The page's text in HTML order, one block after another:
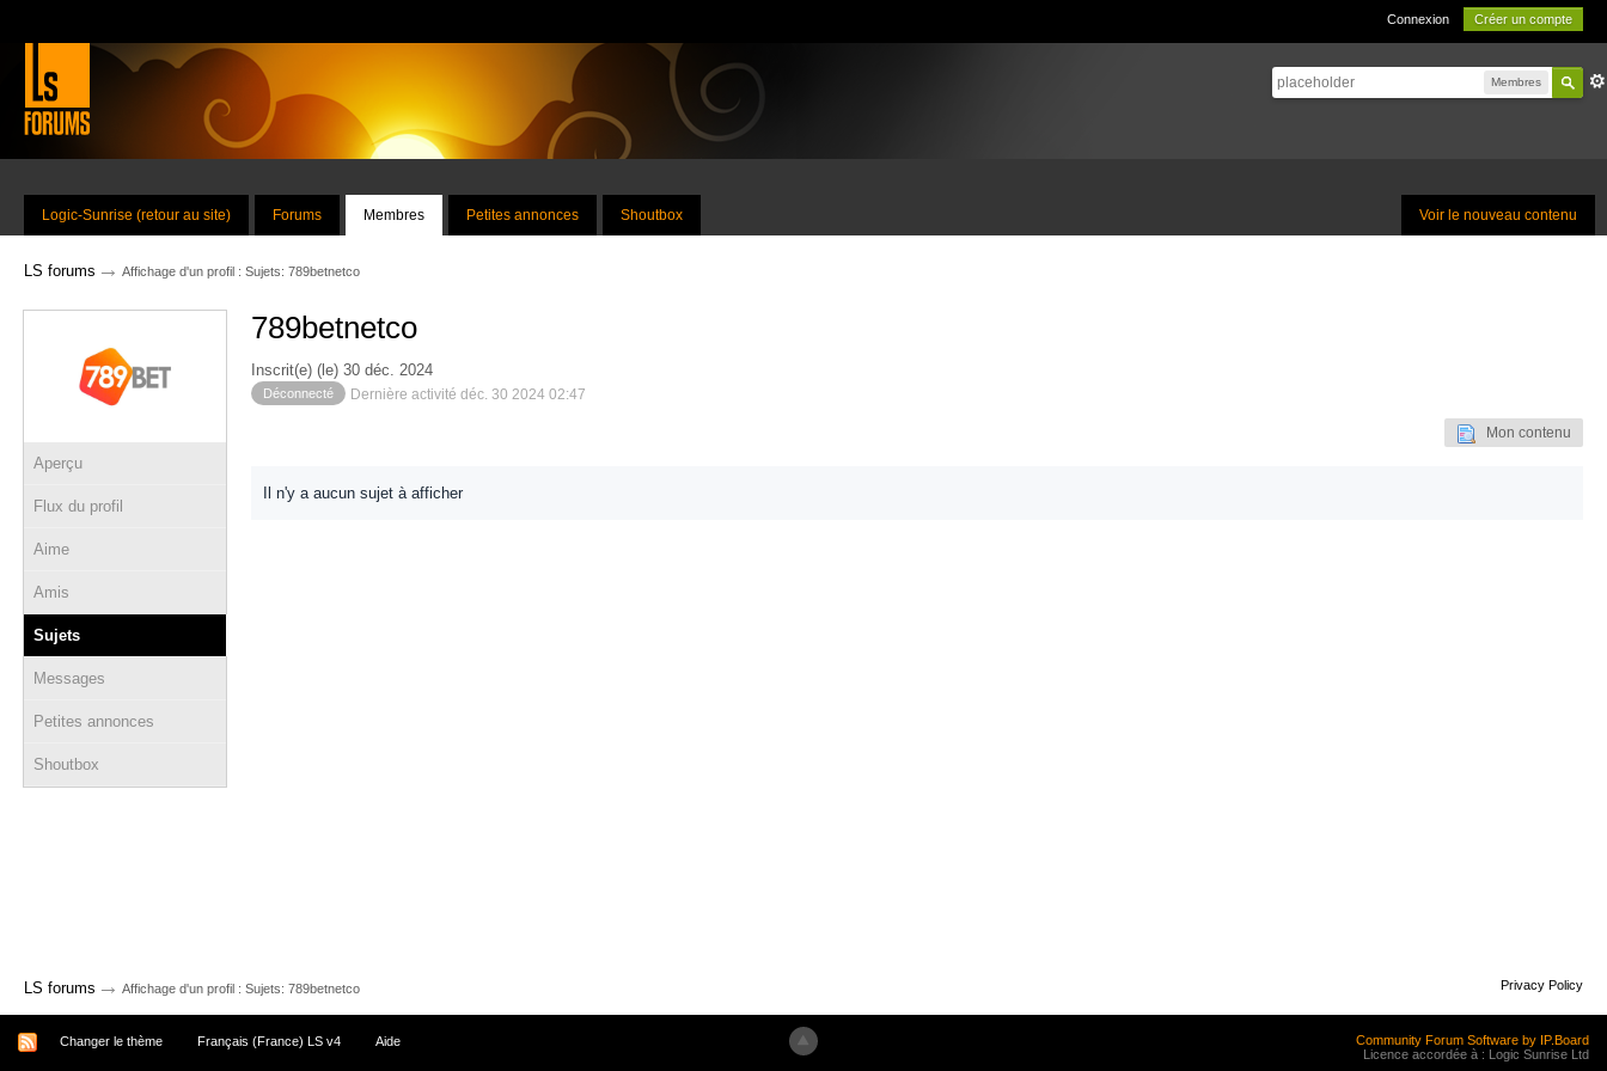
Connexion Créer un compte
Membres
Voir le nouveau contenu
Logic-Sunrise (retour au site) Forums Membres Petites annonces Shoutbox
LS forums → Affichage d'un profil : Sujets: 789betnetco
Aperçu
Flux du profil
Aime
Amis
Sujets
Messages
Petites annonces
Shoutbox
789betnetco
Inscrit(e) (le) 30 déc. 2024
Déconnecté Dernière activité déc. 30 2024 02:47
Mon contenu
Il n'y a aucun sujet à afficher
LS forums → Affichage d'un profil : Sujets: 789betnetco Privacy Policy
Changer le thème Français (France) LS v4 Aide
Community Forum Software by IP.Board
Licence accordée à : Logic Sunrise Ltd